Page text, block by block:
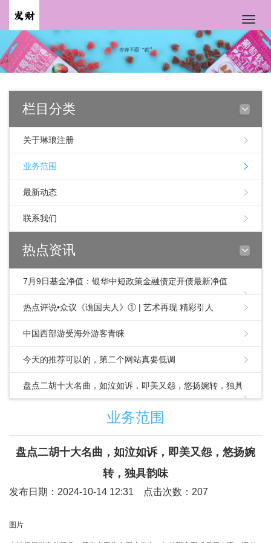
Toggle
栏目分类
关于琳琅注册
业务范围
最新动态
联系我们
热点资讯
7月9日基金净值：银华中短政策金融债定开债最新净值
1.0341，涨0.07%
热点评说•众议《谯国夫人》① | 艺术再现 精彩引人
中国西部游受海外游客青睐
今天的推荐可以的，第二个网站真要低调
盘点二胡十大名曲，如泣如诉，即美又怨，悠扬婉转，独具
业务范围
盘点二胡十大名曲，如泣如诉，即美又怨，悠扬婉
转，独具韵味
发布日期：2024-10-14 12:31 点击次数：207
图片